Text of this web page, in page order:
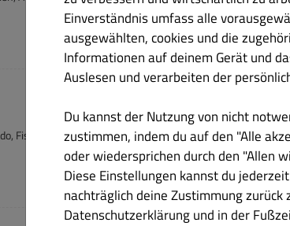
Fischrogen, Cream Cheese
Einverständnis umfass alle
ausgewählten, cookies und die
Informationen auf deinem Gerät und
Auslesen und verarbeiten der
Du kannst der Nutzung von nicht
zustimmen, indem du auf den "Alle
oder wiedersprichen durch den "Allen
Diese Einstellungen kannst du
nachträglich deine Zustimmung zurück
Datenschutzerklärung und in der